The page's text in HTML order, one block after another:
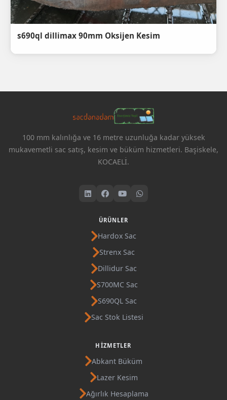
s690ql dillimax 90mm Oksijen Kesim
100 mm kalınlığa ve 16 metre uzunluğa kadar yüksek
mukavemetli sac satış, kesim ve büküm hizmetleri. Başiskele,
KOCAELİ.
ÜRÜNLER
Hardox Sac
Strenx Sac
Dillidur Sac
S700MC Sac
S690QL Sac
Sac Stok Listesi
HIZMETLER
Abkant Büküm
Lazer Kesim
Ağırlık Hesaplama